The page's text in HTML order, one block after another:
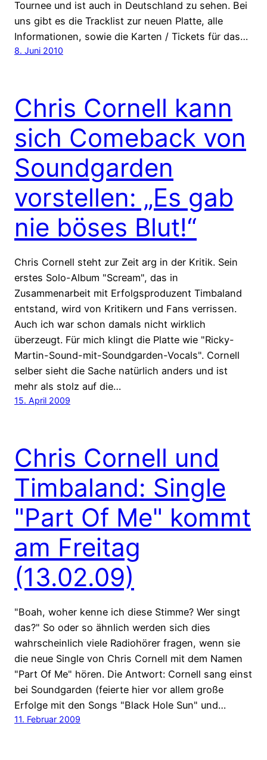
Tournee und ist auch in Deutschland zu sehen. Bei
uns gibt es die Tracklist zur neuen Platte, alle
Informationen, sowie die Karten / Tickets für das…
8. Juni 2010
Chris Cornell kann
sich Comeback von
Soundgarden
vorstellen: „Es gab
nie böses Blut!“
Chris Cornell steht zur Zeit arg in der Kritik. Sein
erstes Solo-Album "Scream", das in
Zusammenarbeit mit Erfolgsproduzent Timbaland
entstand, wird von Kritikern und Fans verrissen.
Auch ich war schon damals nicht wirklich
überzeugt. Für mich klingt die Platte wie "Ricky-
Martin-Sound-mit-Soundgarden-Vocals". Cornell
selber sieht die Sache natürlich anders und ist
mehr als stolz auf die…
15. April 2009
Chris Cornell und
Timbaland: Single
"Part Of Me" kommt
am Freitag
(13.02.09)
"Boah, woher kenne ich diese Stimme? Wer singt
das?" So oder so ähnlich werden sich dies
wahrscheinlich viele Radiohörer fragen, wenn sie
die neue Single von Chris Cornell mit dem Namen
"Part Of Me" hören. Die Antwort: Cornell sang einst
bei Soundgarden (feierte hier vor allem große
Erfolge mit den Songs "Black Hole Sun" und…
11. Februar 2009